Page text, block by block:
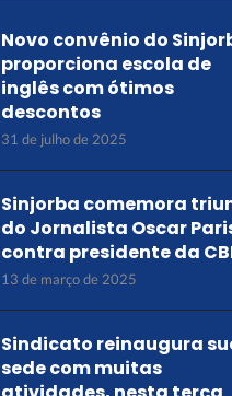
Novo convênio do
proporciona escola de
inglês com ótimos
descontos
31 de julho de 2025
Sinjorba comemora
do Jornalista Oscar
contra presidente da
13 de março de 2025
Sindicato reinaugura
sede com muitas